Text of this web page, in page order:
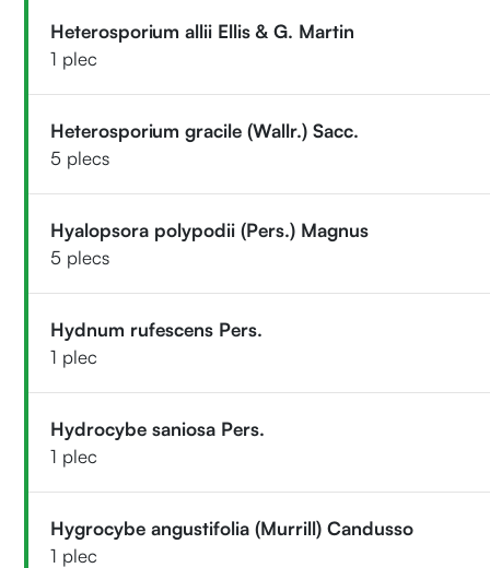
Heterosporium allii Ellis & G. Martin
1 plec
Heterosporium gracile (Wallr.) Sacc.
5 plecs
Hyalopsora polypodii (Pers.) Magnus
5 plecs
Hydnum rufescens Pers.
1 plec
Hydrocybe saniosa Pers.
1 plec
Hygrocybe angustifolia (Murrill) Candusso
1 plec